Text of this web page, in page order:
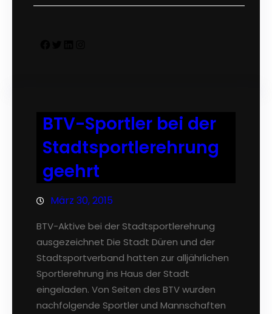
BTV-Sportler bei der
Stadtsportlerehrung
geehrt
März 30, 2015
BTV-Aktive bei der Stadtsportlerehrung
ausgezeichnet Die Stadt Düren und der
Stadtsportverband hatten zur alljährlichen
Sportlerehrung ins Haus der Stadt
eingeladen. Von Seiten des BTV wurden
nachfolgende Sportler und Mannschaften